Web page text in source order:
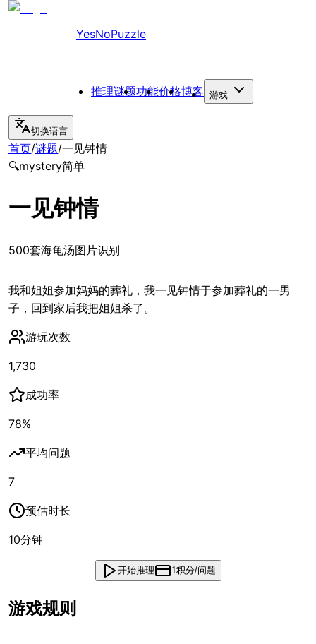
YesNoPuzzle
推理谜题功能价格博客 游戏
切换语言
首页/谜题/一见钟情
🔍mystery简单
一见钟情
500套海龟汤图片识别
我和姐姐参加妈妈的葬礼，我一见钟情于参加葬礼的一男
子，回到家后我把姐姐杀了。
游玩次数
1,730
成功率
78%
平均问题
7
预估时长
10分钟
开始推理 1积分/问题
游戏规则